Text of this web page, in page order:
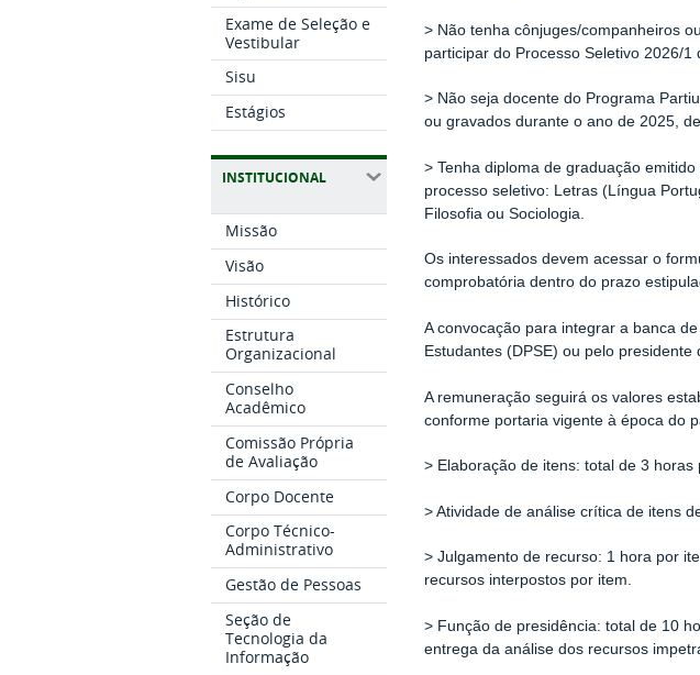
Exame de Seleção e
Vestibular
Sisu
Estágios
INSTITUCIONAL
Missão
Visão
Histórico
Estrutura
Organizacional
Conselho
Acadêmico
Comissão Própria
de Avaliação
Corpo Docente
Corpo Técnico-
Administrativo
Gestão de Pessoas
Seção de
Tecnologia da
Informação
> Não tenha cônjuges/companheiros
participar do Processo Seletivo 2026/1
> Não seja docente do Programa
ou gravados durante o ano de 2025,
> Tenha diploma de graduação
processo seletivo: Letras (Língua
Filosofia ou Sociologia.
Os interessados devem acessar o
comprobatória dentro do prazo
A convocação para integrar a banca
Estudantes (DPSE) ou pelo
A remuneração seguirá os valores
conforme portaria vigente à época do
> Elaboração de itens: total de 3
> Atividade de análise crítica de itens
> Julgamento de recurso: 1 hora por
recursos interpostos por item.
> Função de presidência: total de 10
entrega da análise dos recursos